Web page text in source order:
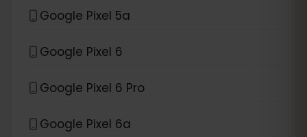
Google Pixel 5a
Google Pixel 6
Google Pixel 6 Pro
Google Pixel 6a